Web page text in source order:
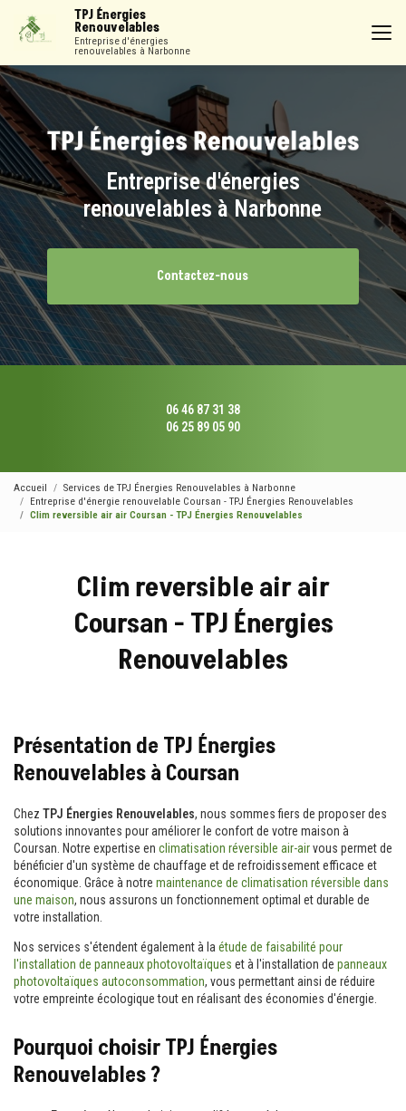
contenu
TPJ Énergies
Renouvelables
Entreprise d'énergies
renouvelables à Narbonne
Entreprise d'énergies
renouvelables à Narbonne
Contactez-nous
06 46 87 31 38
06 25 89 05 90
Accueil
Services de TPJ Énergies Renouvelables à Narbonne
Entreprise d'énergie renouvelable Coursan - TPJ Énergies Renouvelables
Clim reversible air air Coursan - TPJ Énergies Renouvelables
Clim reversible air air
Coursan - TPJ Énergies
Renouvelables
Présentation de TPJ Énergies
Renouvelables à Coursan
Chez TPJ Énergies Renouvelables, nous sommes fiers de proposer des
solutions innovantes pour améliorer le confort de votre maison à
Coursan. Notre expertise en climatisation réversible air-airvous permet de
bénéficier d'un système de chauffage et de refroidissement efficace et
économique. Grâce à notre maintenance de climatisation réversible dans
une maison, nous assurons un fonctionnement optimal et durable de
votre installation.
Nos services s'étendent également à la étude de faisabilité pour
l'installation de panneaux photovoltaïques et à l'installation de panneaux
photovoltaïques autoconsommation, vous permettant ainsi de réduire
votre empreinte écologique tout en réalisant des économies d'énergie.
Pourquoi choisir TPJ Énergies
Renouvelables ?